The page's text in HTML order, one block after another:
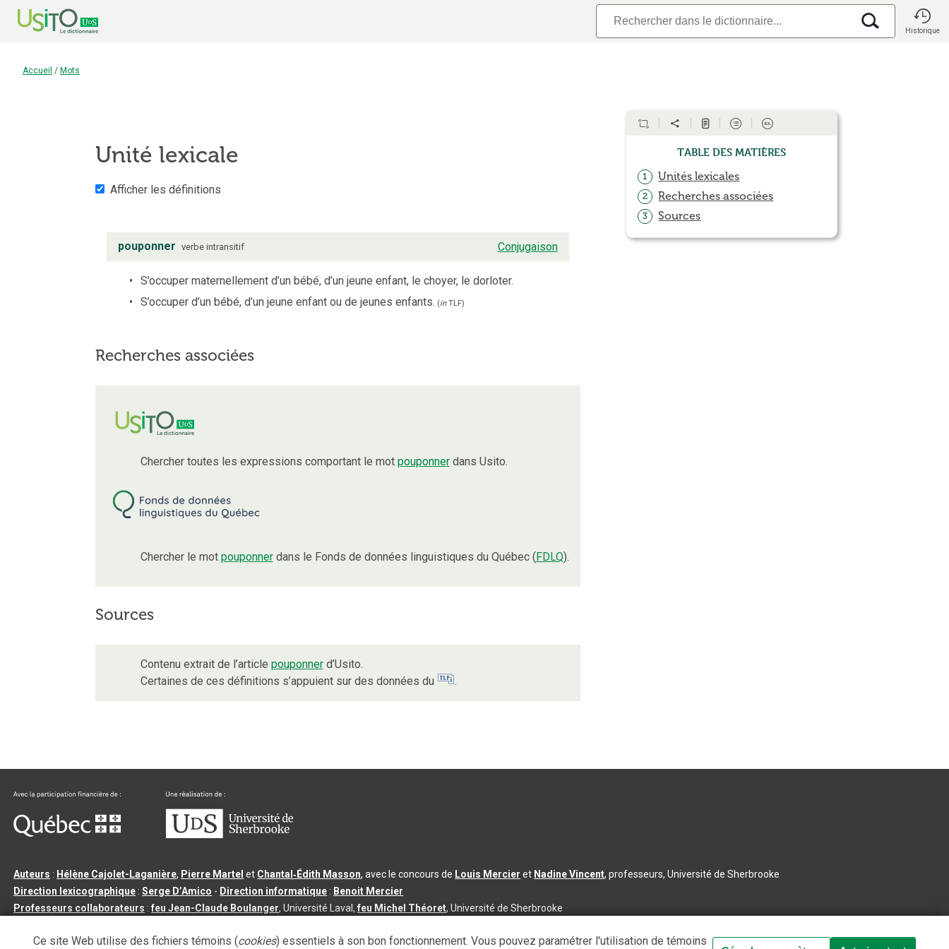
Historique
Accueil / Mots
Unité lexicale
Afficher les définitions
pouponner verbe intransitif Conjugaison
S’occuper maternellement d’un bébé, d’un jeune enfant, le choyer, le dorloter.
S’occuper d’un bébé, d’un jeune enfant ou de jeunes enfants. (inTLF)
Recherches associées
Chercher toutes les expressions comportant le mot pouponnerdans Usito.
Chercher le mot pouponnerdans le Fonds de données linguistiques du Québec (FDLQ).
Sources
Contenu extrait de l’article pouponnerd’Usito.
Certaines de ces définitions s’appuient sur des données du
.
Table des matières
1 Unités lexicales
2 Recherches associées
3 Sources
Auteurs : Hélène Cajolet-Laganière, Pierre Martel et Chantal‑Édith Masson, avec le concours de Louis Mercier et Nadine Vincent, professeurs, Université de Sherbrooke
Direction lexicographique :Serge D’Amico - Direction informatique : Benoit Mercier
Professeurs collaborateurs :feu Jean-Claude Boulanger, Université Laval,feu Michel Théoret, Université de Sherbrooke
Ce site Web utilise des fichiers témoins (cookies) essentiels à son bon fonctionnement. Vous pouvez paramétrer l'utilisation de témoins